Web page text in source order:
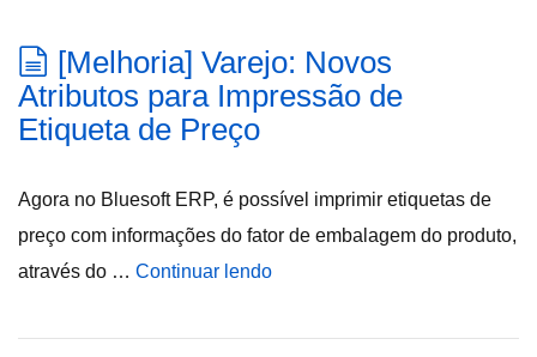
[Melhoria] Varejo: Novos
Atributos para Impressão de
Etiqueta de Preço
Agora no Bluesoft ERP, é possível imprimir etiquetas de
preço com informações do fator de embalagem do produto,
através do … Continuar lendo